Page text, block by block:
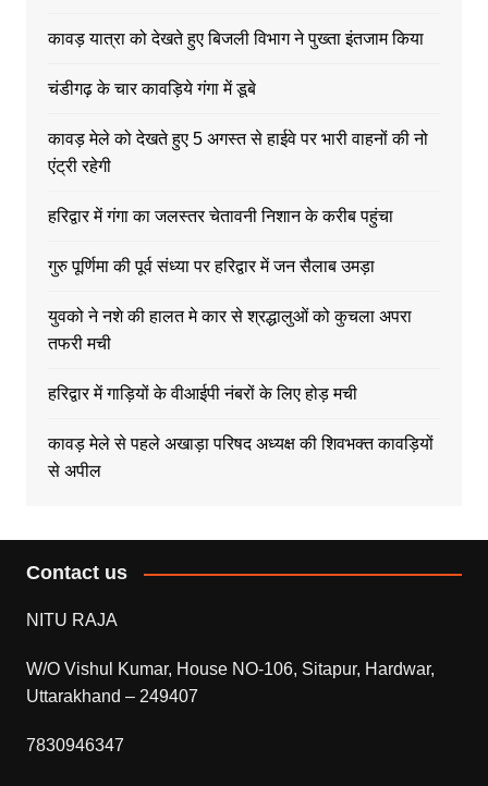
कावड़ यात्रा को देखते हुए बिजली विभाग ने पुख्ता इंतजाम किया
चंडीगढ़ के चार कावड़िये गंगा में डूबे
कावड़ मेले को देखते हुए 5 अगस्त से हाईवे पर भारी वाहनों की नो
एंट्री रहेगी
हरिद्वार में गंगा का जलस्तर चेतावनी निशान के करीब पहुंचा
गुरु पूर्णिमा की पूर्व संध्या पर हरिद्वार में जन सैलाब उमड़ा
युवको ने नशे की हालत मे कार से श्रद्धालुओं को कुचला अपरा
तफरी मची
हरिद्वार में गाड़ियों के वीआईपी नंबरों के लिए होड़ मची
कावड़ मेले से पहले अखाड़ा परिषद अध्यक्ष की शिवभक्त कावड़ियों
से अपील
Contact us
NITU RAJA
W/O Vishul Kumar, House NO-106, Sitapur, Hardwar,
Uttarakhand – 249407
7830946347